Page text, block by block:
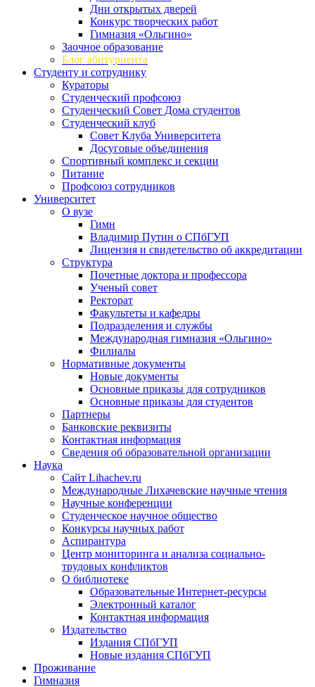
Дни открытых дверей
Конкурс творческих работ
Гимназия «Ольгино»
Заочное образование
Блог абитуриента
Студенту и сотруднику
Кураторы
Студенческий профсоюз
Студенческий Совет Дома студентов
Студенческий клуб
Совет Клуба Университета
Досуговые объединения
Спортивный комплекс и секции
Питание
Профсоюз сотрудников
Университет
О вузе
Гимн
Владимир Путин о СПбГУП
Лицензия и свидетельство об аккредитации
Структура
Почетные доктора и профессора
Ученый совет
Ректорат
Факультеты и кафедры
Подразделения и службы
Международная гимназия «Ольгино»
Филиалы
Нормативные документы
Новые документы
Основные приказы для сотрудников
Основные приказы для студентов
Партнеры
Банковские реквизиты
Контактная информация
Сведения об образовательной организации
Наука
Сайт Lihachev.ru
Международные Лихачевские научные чтения
Научные конференции
Студенческое научное общество
Конкурсы научных работ
Аспирантура
Центр мониторинга и анализа социально-
трудовых конфликтов
О библиотеке
Образовательные Интернет-ресурсы
Электронный каталог
Контактная информация
Издательство
Издания СПбГУП
Новые издания СПбГУП
Проживание
Гимназия